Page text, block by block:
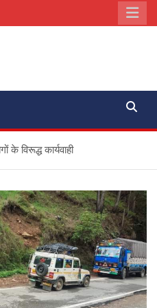
के विरूद्ध कार्यवाही